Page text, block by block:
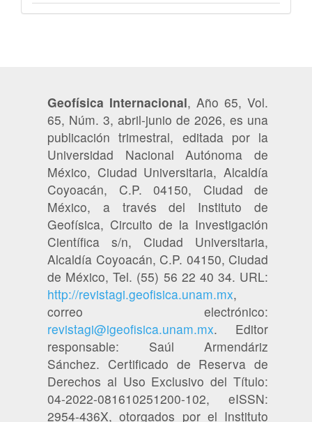
Geofísica Internacional, Año 65, Vol.
65, Núm. 3, abril-junio de 2026, es una
publicación trimestral, editada por la
Universidad Nacional Autónoma de
México, Ciudad Universitaria, Alcaldía
Coyoacán, C.P. 04150, Ciudad de
México, a través del Instituto de
Geofísica, Circuito de la Investigación
Científica s/n, Ciudad Universitaria,
Alcaldía Coyoacán, C.P. 04150, Ciudad
de México, Tel. (55) 56 22 40 34. URL:
http://revistagi.geofisica.unam.mx,
correo electrónico:
revistagi@igeofisica.unam.mx. Editor
responsable: Saúl Armendáriz
Sánchez. Certificado de Reserva de
Derechos al Uso Exclusivo del Título:
04-2022-081610251200-102, eISSN:
2954-436X, otorgados por el Instituto